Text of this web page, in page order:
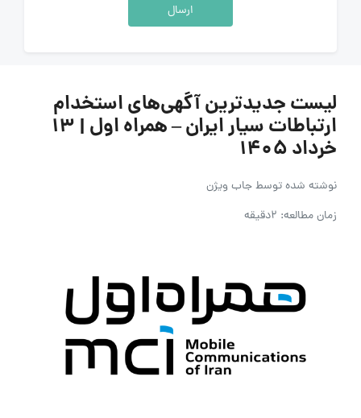
ارسال
لیست جدیدترین آگهی‌های استخدام
ارتباطات سیار ایران – همراه اول | ۱۳
خرداد ۱۴۰۵
نوشته شده توسطجاب ویژن
زمان مطالعه: 2دقیقه